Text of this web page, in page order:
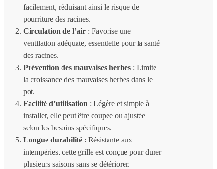
facilement, réduisant ainsi le risque de
pourriture des racines.
Circulation de l’air : Favorise une
ventilation adéquate, essentielle pour la santé
des racines.
Prévention des mauvaises herbes : Limite
la croissance des mauvaises herbes dans le
pot.
Facilité d’utilisation : Légère et simple à
installer, elle peut être coupée ou ajustée
selon les besoins spécifiques.
Longue durabilité : Résistante aux
intempéries, cette grille est conçue pour durer
plusieurs saisons sans se détériorer.